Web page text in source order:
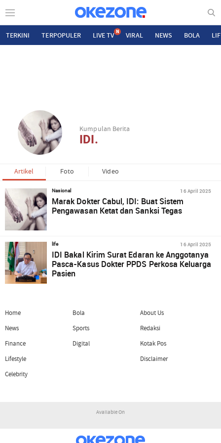
TERKINI TERPOPULER LIVE TV N VIRAL NEWS BOLA
Kumpulan Berita
IDI.
Artikel Foto Video
Nasional 16 April 2025
Marak Dokter Cabul, IDI: Buat Sistem
Pengawasan Ketat dan Sanksi Tegas
life 16 April 2025
IDI Bakal Kirim Surat Edaran ke Anggotanya
Pasca-Kasus Dokter PPDS Perkosa Keluarga
Pasien
Home
News
Finance
Lifestyle
Celebrity
Bola
Sports
Digital
About Us
Redaksi
Kotak Pos
Disclaimer
Available On